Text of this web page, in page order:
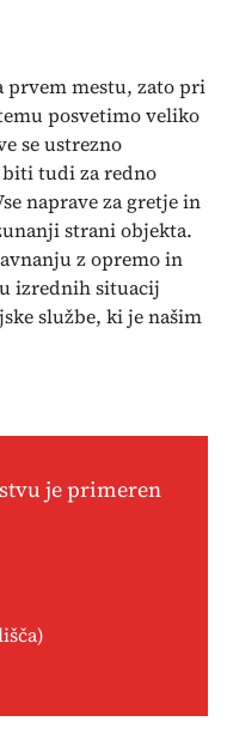
prvem mestu, zato pri
posvetimo veliko
se ustrezno
tudi za redno
naprave za gretje in
strani objekta.
z opremo in
izrednih situacij
službe, ki je našim
je primeren